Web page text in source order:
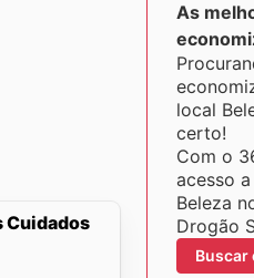
Cuidados
As
local
certo!
Com o
acesso
Beleza
Drogão
Buscar